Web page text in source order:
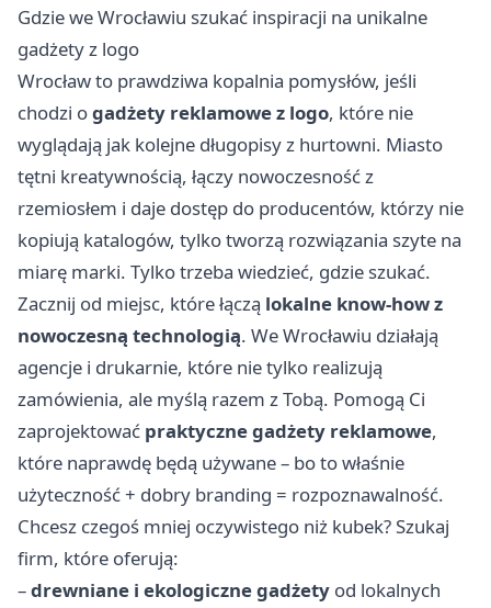
Gdzie we Wrocławiu szukać inspiracji na unikalne
gadżety z logo
Wrocław to prawdziwa kopalnia pomysłów, jeśli
chodzi ogadżety reklamowe z logo, które nie
wyglądają jak kolejne długopisy z hurtowni. Miasto
tętni kreatywnością, łączy nowoczesność z
rzemiosłem i daje dostęp do producentów, którzy nie
kopiują katalogów, tylko tworzą rozwiązania szyte na
miarę marki. Tylko trzeba wiedzieć, gdzie szukać.
Zacznij od miejsc, które łączą lokalne know-how z
nowoczesną technologią. We Wrocławiu działają
agencje i drukarnie, które nie tylko realizują
zamówienia, ale myślą razem z Tobą. Pomogą Ci
zaprojektować praktyczne gadżety reklamowe,
które naprawdę będą używane – bo to właśnie
użyteczność + dobry branding = rozpoznawalność.
Chcesz czegoś mniej oczywistego niż kubek? Szukaj
firm, które oferują:
–drewniane i ekologiczne gadżety od lokalnych